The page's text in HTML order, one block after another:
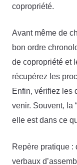
copropriété.
Avant même de
bon ordre
de copropriété et
récupérez les
Enfin, vérifiez les
venir. Souvent, la
elle est dans ce
Repère pratique :
verbaux